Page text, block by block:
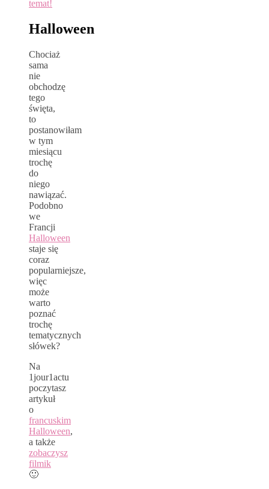
temat!
Halloween
Chociaż
sama
nie
obchodzę
tego
święta,
to
postanowiłam
w tym
miesiącu
trochę
do
niego
nawiązać.
Podobno
we
Francji
Halloween
staje się
coraz
popularniejsze,
więc
może
warto
poznać
trochę
tematycznych
słówek?
Na
1jour1actu
poczytasz
artykuł
o
francuskim
Halloween,
a także
zobaczysz
filmik
🙂